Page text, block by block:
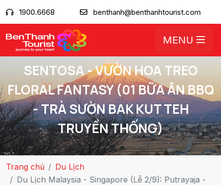
1900.6668 benthanh@benthanhtourist.com
MENU
DU LỊCH MALAYSIA - SINGAPORE
(LỄ 2/9): PUTRAYAJA - BATU-
GENTING - GARDENS BY THE BAY -
SENTOSA - VƯỜN HOA TREO
FLORAL FANTASY (01 BỮA ĂN BBQ
- TRÀ SƯỜN BAK KUT TEH
TRUYỀN THỐNG)
Trang chủ
Du Lịch
Du Lịch Malaysia - Singapore (Lễ 2/9): Putrayaja -